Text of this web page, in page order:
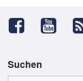
Suchen